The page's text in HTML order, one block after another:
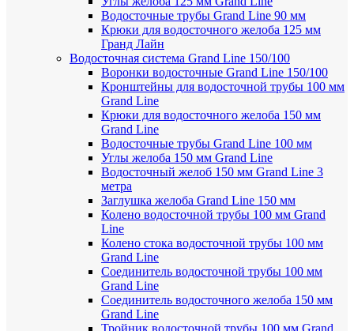
Водосточные трубы Grand Line 90 мм
Крюки для водосточного желоба 125 мм
Гранд Лайн
Водосточная система Grand Line 150/100
Воронки водосточные Grand Line 150/100
Кронштейны для водосточной трубы 100 мм
Grand Line
Крюки для водосточного желоба 150 мм
Grand Line
Водосточные трубы Grand Line 100 мм
Углы желоба 150 мм Grand Line
Водосточный желоб 150 мм Grand Line 3
метра
Заглушка желоба Grand Line 150 мм
Колено водосточной трубы 100 мм Grand
Line
Колено стока водосточной трубы 100 мм
Grand Line
Соединитель водосточной трубы 100 мм
Grand Line
Соединитель водосточного желоба 150 мм
Grand Line
Тройник водосточной трубы 100 мм Grand